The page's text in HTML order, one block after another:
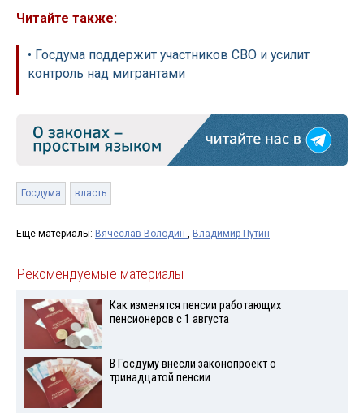
Читайте также:
• Госдума поддержит участников СВО и усилит
контроль над мигрантами
Госдума власть
Ещё материалы: Вячеслав Володин Владимир Путин
Рекомендуемые материалы
Как изменятся пенсии работающих
пенсионеров с 1 августа
В Госдуму внесли законопроект о
тринадцатой пенсии